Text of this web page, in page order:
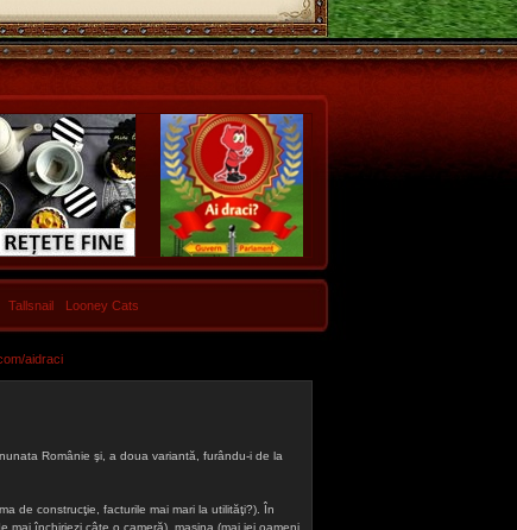
Tallsnail Looney Cats
aidraci
Românie şi, a doua variantă, furându-i de la
de construcţie, facturile mai mari la utilităţi?). În
închiriezi câte o cameră), maşina (mai iei oameni